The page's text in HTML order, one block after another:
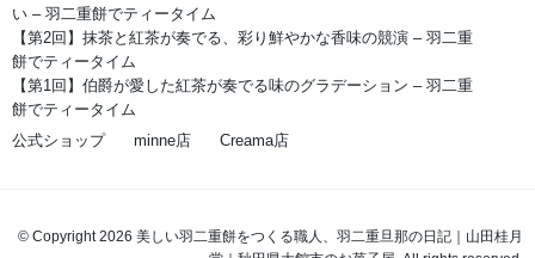
い – 羽二重餅でティータイム
【第2回】抹茶と紅茶が奏でる、彩り鮮やかな香味の競演 – 羽二重
餅でティータイム
【第1回】伯爵が愛した紅茶が奏でる味のグラデーション – 羽二重
餅でティータイム
公式ショップ
minne店 Creama店
© Copyright 2026 美しい羽二重餅をつくる職人、羽二重旦那の日記｜山田桂月